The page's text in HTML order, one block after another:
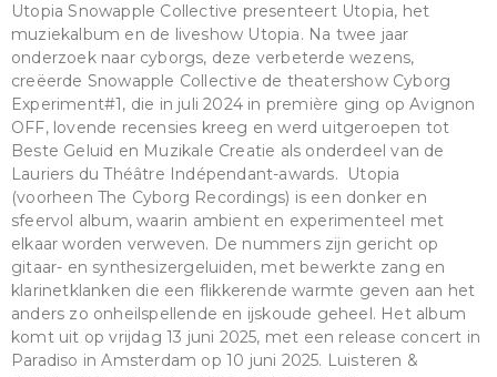
Utopia Snowapple Collective presenteert Utopia, het
muziekalbum en de liveshow Utopia. Na twee jaar
onderzoek naar cyborgs, deze verbeterde wezens,
creëerde Snowapple Collective de theatershow Cyborg
Experiment#1, die in juli 2024 in première ging op Avignon
OFF, lovende recensies kreeg en werd uitgeroepen tot
Beste Geluid en Muzikale Creatie als onderdeel van de
Lauriers du Théâtre Indépendant-awards. Utopia
(voorheen The Cyborg Recordings) is een donker en
sfeervol album, waarin ambient en experimenteel met
elkaar worden verweven. De nummers zijn gericht op
gitaar- en synthesizergeluiden, met bewerkte zang en
klarinetklanken die een flikkerende warmte geven aan het
anders zo onheilspellende en ijskoude geheel. Het album
komt uit op vrijdag 13 juni 2025, met een release concert in
Paradiso in Amsterdam op 10 juni 2025. Luisteren &